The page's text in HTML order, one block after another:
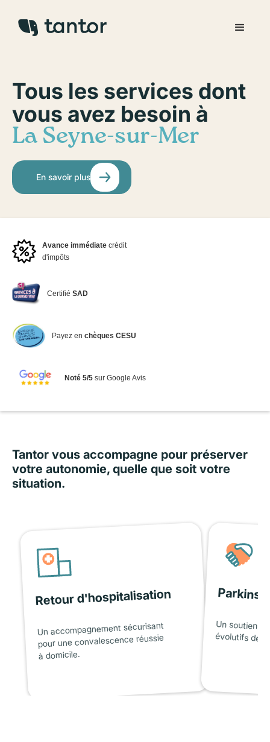
Tous les services dont
vous avez besoin à
La Seyne-sur-Mer
En savoir plus
Avance immédiate crédit
d'impôts
CertifiéSAD
Payez en chèques CESU
Noté 5/5sur Google Avis
Tantor vous accompagne pour préserver
votre autonomie, quelle que soit votre
situation.
Retour d'hospitalisation
Un accompagnement sécurisant
pour une convalescence réussie
à domicile.
Un soutien
évolutifs de